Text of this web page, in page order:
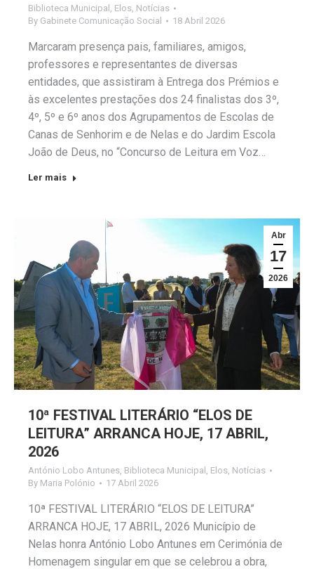
Biblioteca Municipal Elos Notícias
By Gabinete Comunicação Social 18 Abril 2026
Marcaram presença pais, familiares, amigos,
professores e representantes de diversas
entidades, que assistiram à Entrega dos Prémios e
às excelentes prestações dos 24 finalistas dos 3º,
4º, 5º e 6º anos dos Agrupamentos de Escolas de
Canas de Senhorim e de Nelas e do Jardim Escola
João de Deus, no “Concurso de Leitura em Voz…
Ler mais
Abr
17
2026
10ª FESTIVAL LITERÁRIO “ELOS DE
LEITURA” ARRANCA HOJE, 17 ABRIL,
2026
António Lobo Antunes Biblioteca Municipal Elos Notícias
By Maria Polónio 17 Abril 2026
10ª FESTIVAL LITERÁRIO “ELOS DE LEITURA”
ARRANCA HOJE, 17 ABRIL, 2026 Município de
Nelas honra António Lobo Antunes em Cerimónia de
Homenagem singular em que se celebrou a obra,